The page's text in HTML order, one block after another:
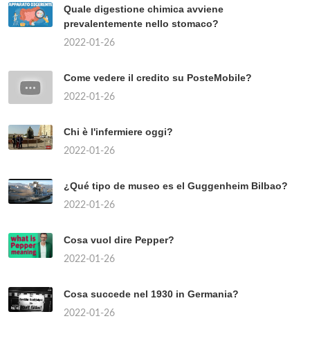
Quale digestione chimica avviene
prevalentemente nello stomaco?
2022-01-26
Come vedere il credito su PosteMobile?
2022-01-26
Chi è l'infermiere oggi?
2022-01-26
¿Qué tipo de museo es el Guggenheim Bilbao?
2022-01-26
Cosa vuol dire Pepper?
2022-01-26
Cosa succede nel 1930 in Germania?
2022-01-26